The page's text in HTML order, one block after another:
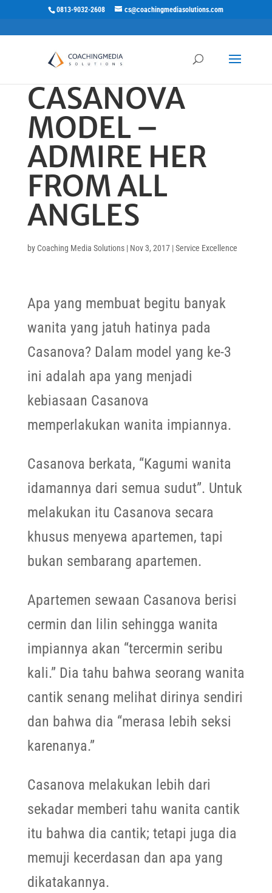
0813-9032-2608 cs@coachingmediasolutions.com
CASANOVA
MODEL –
ADMIRE HER
FROM ALL
ANGLES
by Coaching Media Solutions| Nov 3, 2017|Service Excellence
Apa yang membuat begitu banyak
wanita yang jatuh hatinya pada
Casanova? Dalam model yang ke-3
ini adalah apa yang menjadi
kebiasaan Casanova
memperlakukan wanita impiannya.
Casanova berkata, “Kagumi wanita
idamannya dari semua sudut”. Untuk
melakukan itu Casanova secara
khusus menyewa apartemen, tapi
bukan sembarang apartemen.
Apartemen sewaan Casanova berisi
cermin dan lilin sehingga wanita
impiannya akan “tercermin seribu
kali.” Dia tahu bahwa seorang wanita
cantik senang melihat dirinya sendiri
dan bahwa dia “merasa lebih seksi
karenanya.”
Casanova melakukan lebih dari
sekadar memberi tahu wanita cantik
itu bahwa dia cantik; tetapi juga dia
memuji kecerdasan dan apa yang
dikatakannya.